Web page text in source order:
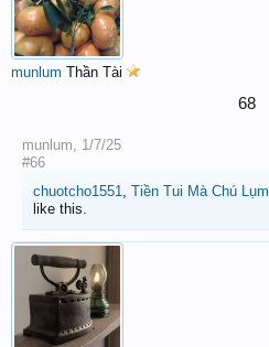
munlum Thần Tài
68​
munlum, 1/7/25
#66
chuotcho1551, Tiền Tui Mà Chú Lụm
like this.